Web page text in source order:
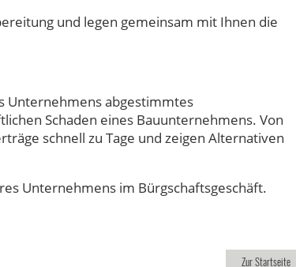
und legen gemeinsam mit Ihnen die
Unternehmens abgestimmtes
Schaden eines Bauunternehmens. Von
schnell zu Tage und zeigen Alternativen
Unternehmens im Bürgschaftsgeschäft.
Zur Startseite